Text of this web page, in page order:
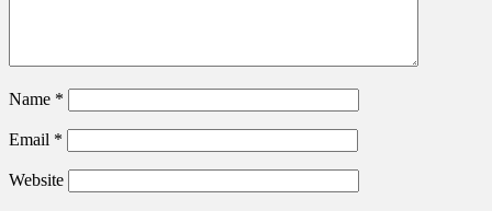
Name *
Email *
Website